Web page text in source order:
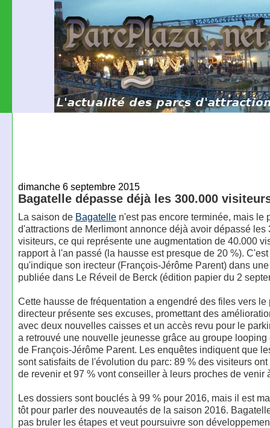
dimanche 6 septembre 2015
Bagatelle dépasse déjà les 300.000
La saison de Bagatellen'est pas encore terminée, mais le
d'attractions de Merlimont annonce déjà avoir dépassé les
visiteurs, ce qui représente une augmentation de 40.000
rapport à l'an passé (la hausse est presque de 20 %).
qu'indique son irecteur (François-Jérôme Parent) dans
publiée dans Le Réveil de Berck (édition papier du 2
Cette hausse de fréquentation a engendré des files vers le
directeur présente ses excuses, promettant des
avec deux nouvelles caisses et un accès revu pour le
a retrouvé une nouvelle jeunesse grâce au groupe looping
de François-Jérôme Parent. Les enquêtes indiquent que
sont satisfaits de l'évolution du parc: 89 % des visiteurs
de revenir et 97 % vont conseiller à leurs proches de venir
Les dossiers sont bouclés à 99 % pour 2016, mais il est
tôt pour parler des nouveautés de la saison 2016.
pas bruler les étapes et veut poursuivre son